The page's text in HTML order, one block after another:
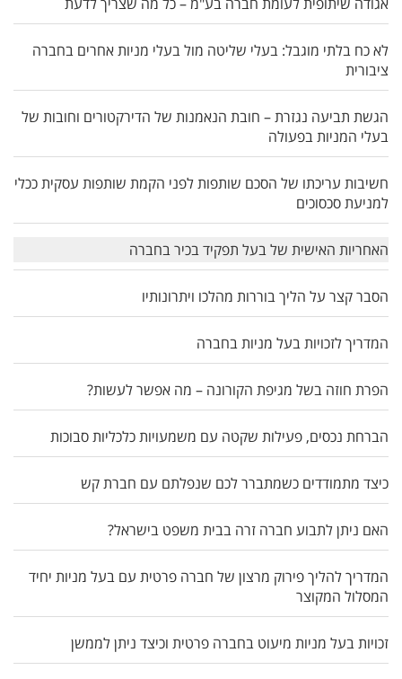
לא כח בלתי מוגבל: בעלי שליטה מול בעלי מניות אחרים בחברה
ציבורית
הגשת תביעה נגזרת – חובת הנאמנות של הדירקטורים וחובות של
בעלי המניות בפעולה
חשיבות עריכתו של הסכם שותפות לפני הקמת שותפות עסקית ככלי
למניעת סכסוכים
האחריות האישית של בעל תפקיד בכיר בחברה
הסבר קצר על הליך בוררות מהלכו ויתרונותיו
המדריך לזכויות בעל מניות בחברה
הפרת חוזה בשל מגיפת הקורונה – מה אפשר לעשות?
הברחת נכסים, פעילות שקטה עם משמעויות כלכליות סבוכות
כיצד מתמודדים כשמתברר לכם שנפלתם עם חברת קש
האם ניתן לתבוע חברה זרה בבית משפט בישראל?
המדריך להליך פירוק מרצון של חברה פרטית עם בעל מניות יחיד
המסלול המקוצר
זכויות בעל מניות מיעוט בחברה פרטית וכיצד ניתן לממשן